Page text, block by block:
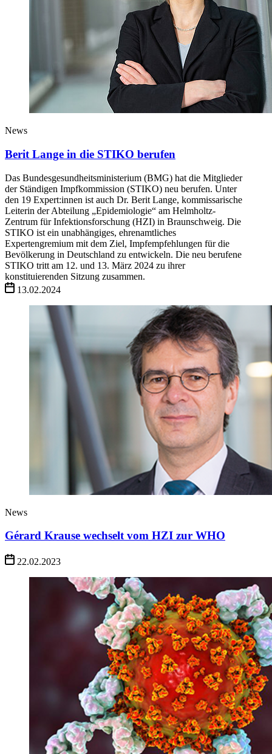
News
Berit Lange in die STIKO berufen
Das Bundesgesundheitsministerium (BMG) hat die Mitglieder
der Ständigen Impfkommission (STIKO) neu berufen. Unter
den 19 Expert:innen ist auch Dr. Berit Lange, kommissarische
Leiterin der Abteilung „Epidemiologie“ am Helmholtz-
Zentrum für Infektionsforschung (HZI) in Braunschweig. Die
STIKO ist ein unabhängiges, ehrenamtliches
Expertengremium mit dem Ziel, Impfempfehlungen für die
Bevölkerung in Deutschland zu entwickeln. Die neu berufene
STIKO tritt am 12. und 13. März 2024 zu ihrer
konstituierenden Sitzung zusammen.
13.02.2024
News
Gérard Krause wechselt vom HZI zur WHO
22.02.2023